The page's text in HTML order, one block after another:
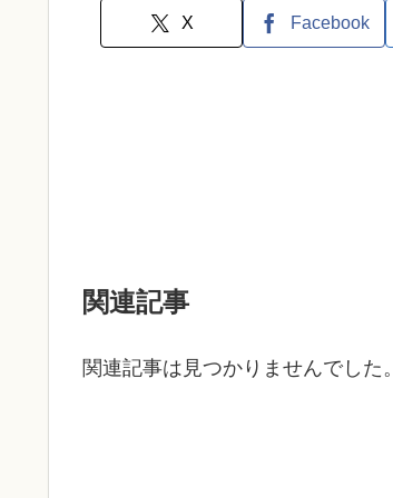
X Facebook
関連記事
関連記事は見つかりませんでした。